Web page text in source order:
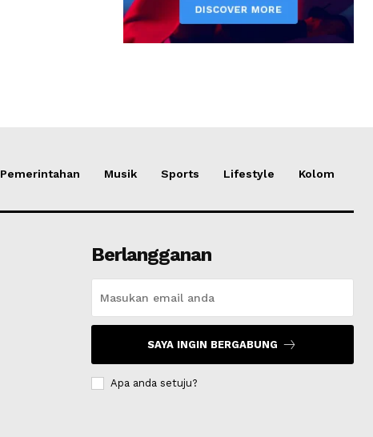
Pemerintahan Musik Sports Lifestyle Kolom
Berlangganan
SAYA INGIN BERGABUNG
Apa anda setuju?